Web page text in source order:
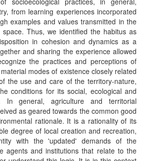
from learning experiences incorporated
examples and values transmitted in the
Thus, we identified the habitus as
in cohesion and dynamics as a
and sharing the experience allowed
the practices and perceptions of
modes of existence closely related
the use and care of the territory-nature,
conditions for its social, ecological and
In general, agriculture and territorial
as geared towards the common good
rationale. It is a rationality of its
degree of local creation and recreation,
with the 'updated' demands of the
agents and institutions that relate to the